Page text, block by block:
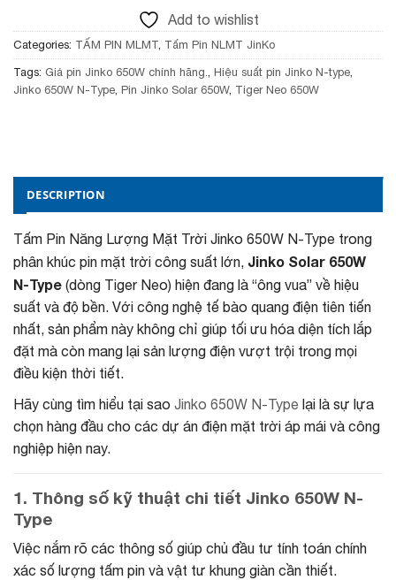
0
,
0
0
0
,
0
0
0
₫
Add to wishlist
Categories: TẤM PIN MLMT Tấm Pin NLMT JinKo
Tags: Giá pin Jinko 650W chính hãng. Hiệu suất pin Jinko N-type
Jinko 650W N-Type Pin Jinko Solar 650W, Tiger Neo 650W
DESCRIPTION
Tấm Pin Năng Lượng Mặt Trời Jinko 650W N-Type trong
phân khúc pin mặt trời công suất lớn, Jinko Solar 650W
N-Type (dòng Tiger Neo) hiện đang là “ông vua” về hiệu
suất và độ bền. Với công nghệ tế bào quang điện tiên tiến
nhất, sản phẩm này không chỉ giúp tối ưu hóa diện tích lắp
đặt mà còn mang lại sản lượng điện vượt trội trong mọi
điều kiện thời tiết.
Hãy cùng tìm hiểu tại sao Jinko 650W N-Type lại là sự lựa
chọn hàng đầu cho các dự án điện mặt trời áp mái và công
nghiệp hiện nay.
1. Thông số kỹ thuật chi tiết Jinko 650W N-
Type
Việc nắm rõ các thông số giúp chủ đầu tư tính toán chính
xác số lượng tấm pin và vật tư khung giàn cần thiết.